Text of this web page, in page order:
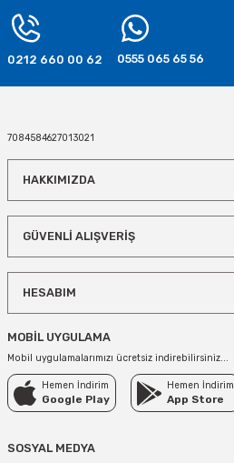
0212 660 00 62 0555 065 65 56
7084584627013021
HAKKIMIZDA
GÜVENLİ ALIŞVERİŞ
HESABIM
MOBİL UYGULAMA
Mobil uygulamalarımızı ücretsiz indirebilirsiniz...
Hemen İndirim
Google Play
Hemen İndirim
App Store
SOSYAL MEDYA